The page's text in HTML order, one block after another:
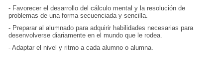
- Favorecer el desarrollo del cálculo mental y la resolución de
problemas de una forma secuenciada y sencilla.
- Preparar al alumnado para adquirir habilidades necesarias para
desenvolverse diariamente en el mundo que le rodea.
- Adaptar el nivel y ritmo a cada alumno o alumna.